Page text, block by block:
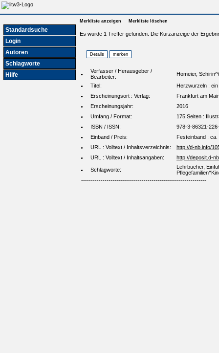
Standardsuche
Login
Autoren
Schlagworte
Hilfe
Merkliste anzeigen Merkliste löschen
Es wurde 1 Treffer gefunden. Die Kurzanzeige der
Verfasser / Herausgeber /
Bearbeiter:
Homeier,
Titel:
Herzwurzeln :
Erscheinungsort : Verlag:
Frankfurt am
Erscheinungsjahr:
2016
Umfang / Format:
175 Seiten :
ISBN / ISSN:
978-3-86321-
Einband / Preis:
Festeinband :
URL : Volltext / Inhaltsverzeichnis:
http://d-nb.info/
URL : Volltext / Inhaltsangaben:
http://deposit.d-
Schlagworte:
Lehrbücher,
----------------------------------------------------------------